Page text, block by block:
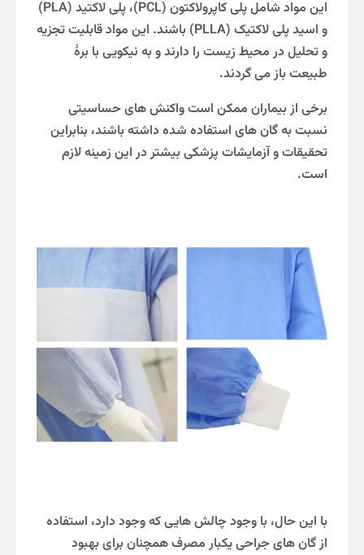
این مواد شامل پلی کاپرولاکتون (PCL)، پلی لاکتید (PLA)
و اسید پلی لاکتیک (PLLA) باشند. این مواد قابلیت تجزیه
و تحلیل در محیط زیست را دارند و به نیکویی با برۀ
طبیعت باز می گردند.
برخی از بیماران ممکن است واکنش های حساسیتی
نسبت به گان های استفاده شده داشته باشند، بنابراین
تحقیقات و آزمایشات پزشکی بیشتر در این زمینه لازم
است.
با این حال، با وجود چالش هایی که وجود دارد، استفاده
از گان های جراحی یکبار مصرف همچنان برای بهبود